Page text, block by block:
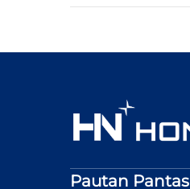
Pautan Pantas